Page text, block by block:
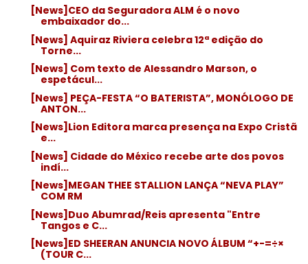
[News]CEO da Seguradora ALM é o novo
embaixador do...
[News] Aquiraz Riviera celebra 12ª edição do
Torne...
[News] Com texto de Alessandro Marson, o
espetácul...
[News] PEÇA-FESTA “O BATERISTA”, MONÓLOGO DE
ANTON...
[News]Lion Editora marca presença na Expo Cristã
e...
[News] Cidade do México recebe arte dos povos
indí...
[News]MEGAN THEE STALLION LANÇA “NEVA PLAY”
COM RM
[News]Duo Abumrad/Reis apresenta "Entre
Tangos e C...
[News]ED SHEERAN ANUNCIA NOVO ÁLBUM “+-=÷×
(TOUR C...